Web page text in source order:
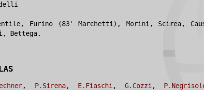
Furino (83' Marchetti), Morini, Scirea,
Bettega.
, P.Sirena, E.Fiaschi ,G.Cozzi ,